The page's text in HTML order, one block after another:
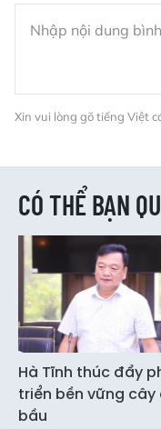
Xin vui lòng gõ tiếng Việt
CÓ THỂ BẠN
Hà Tĩnh thúc đẩy
triển bền vững cây
bầu